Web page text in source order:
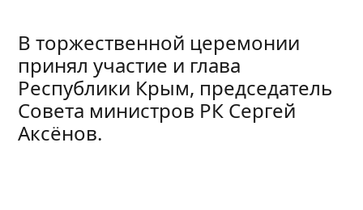
В торжественной церемонии
принял участие и глава
Республики Крым, председатель
Совета министров РК Сергей
Аксёнов.